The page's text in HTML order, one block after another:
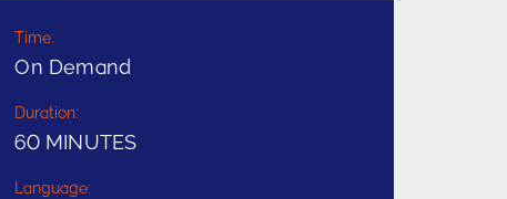
Time:
On Demand
Duration:
60 MINUTES
Language: